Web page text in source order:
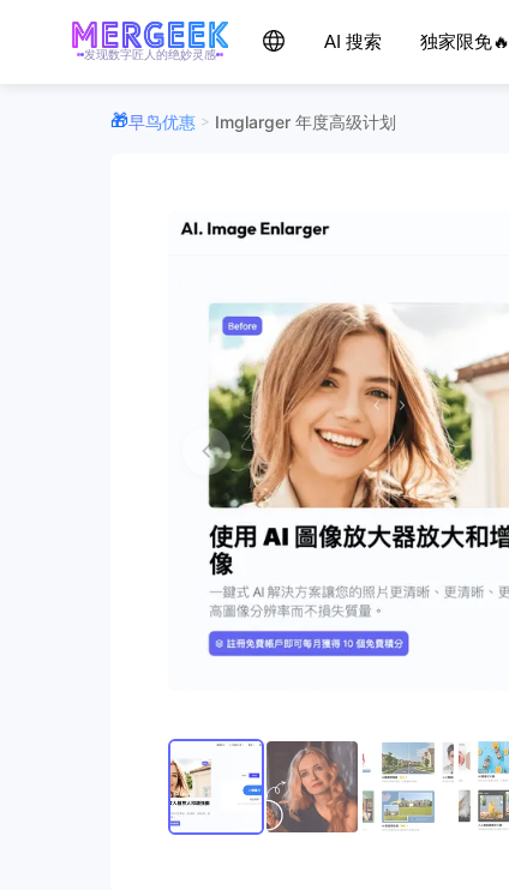
发现数字匠人的绝妙灵感
AI 搜索 独家限免🔥
早鸟优惠 > Imglarger 年度高级计划